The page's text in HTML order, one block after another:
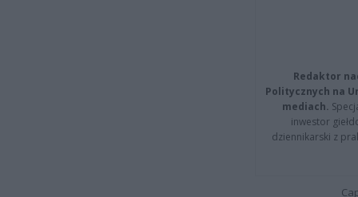
Redaktor
Politycznych na
mediach.
inwestor
dziennikarski z